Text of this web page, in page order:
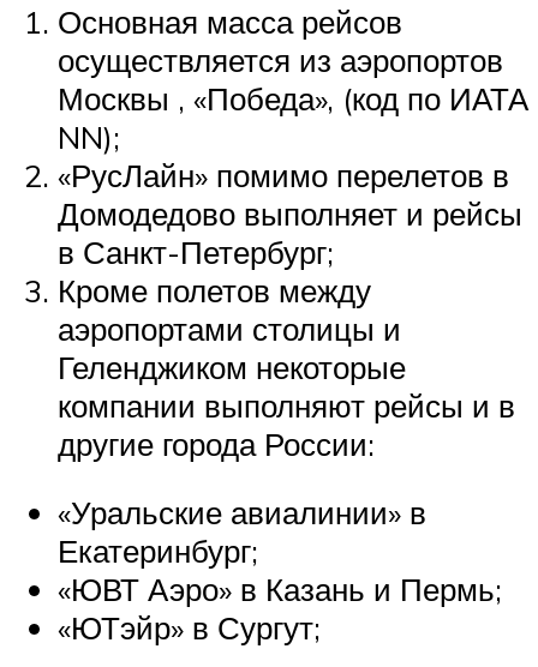
Основная масса рейсов
осуществляется из аэропортов
Москвы , «Победа», (код по ИАТА
NN);
«РусЛайн» помимо перелетов в
Домодедово выполняет и рейсы
в Санкт-Петербург;
Кроме полетов между
аэропортами столицы и
Геленджиком некоторые
компании выполняют рейсы и в
другие города России:
«Уральские авиалинии» в
Екатеринбург;
«ЮВТ Аэро» в Казань и Пермь;
«ЮТэйр» в Сургут;